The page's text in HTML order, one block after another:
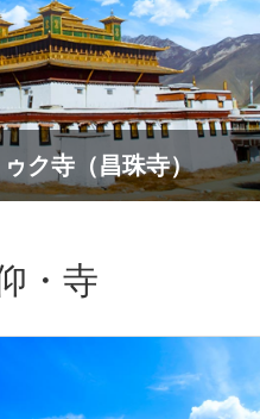
ク寺（昌珠寺）
・寺